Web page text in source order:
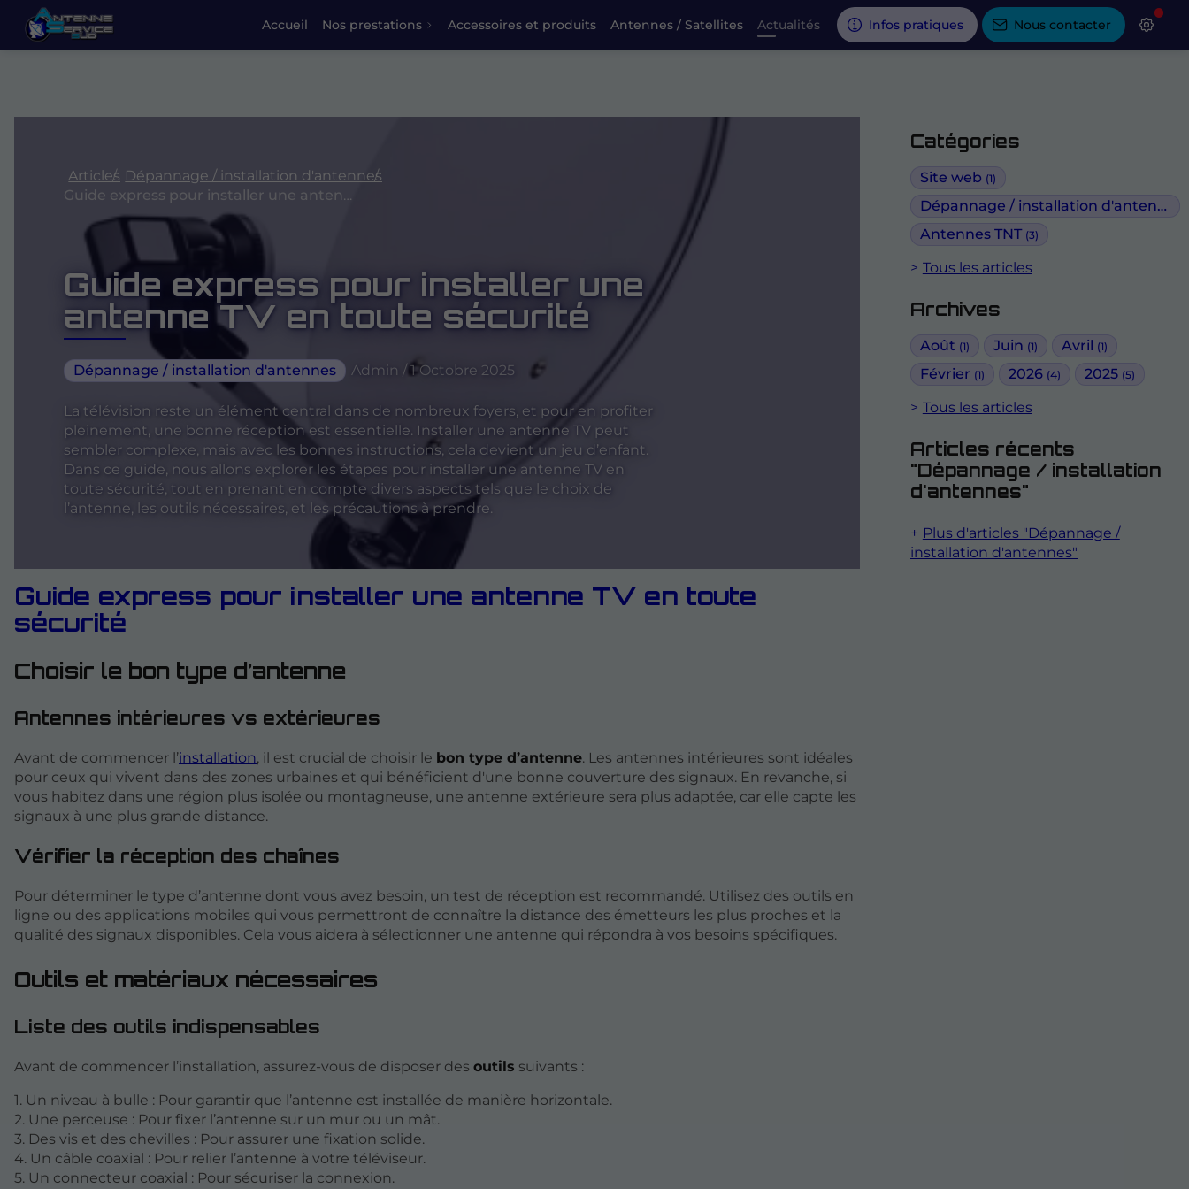
Accueil Nos prestations Accessoires et produits Antennes / Satellites Actualités Infos pratiques Nous contacter
Catégories
Site web (1)
Dépannage / installation d'antennes
Antennes TNT (3)
Tous les articles
Archives
Août (1) Juin (1) Avril (1)
Février (1) 2026 (4) 2025 (5)
Tous les articles
Articles récents
"Dépannage / installation
d'antennes"
Plus d'articles "Dépannage /
installation d'antennes"
Articles Dépannage / installation d'antennes
Guide express pour installer une antenne TV en toute sécurité
Guide express pour installer une
antenne TV en toute sécurité
Dépannage / installation d'antennes Admin / 1 Octobre 2025
La télévision reste un élément central dans de nombreux foyers, et pour en profiter
pleinement, une bonne réception est essentielle. Installer une antenne TV peut
sembler complexe, mais avec les bonnes instructions, cela devient un jeu d’enfant.
Dans ce guide, nous allons explorer les étapes pour installer une antenne TV en
toute sécurité, tout en prenant en compte divers aspects tels que le choix de
l’antenne, les outils nécessaires, et les précautions à prendre.
Guide express pour installer une antenne TV en toute
sécurité
Choisir le bon type d’antenne
Antennes intérieures vs extérieures
Avant de commencer l’installation, il est crucial de choisir le bon type d’antenne. Les antennes intérieures sont idéales
pour ceux qui vivent dans des zones urbaines et qui bénéficient d'une bonne couverture des signaux. En revanche, si
vous habitez dans une région plus isolée ou montagneuse, une antenne extérieure sera plus adaptée, car elle capte les
signaux à une plus grande distance.
Vérifier la réception des chaînes
Pour déterminer le type d’antenne dont vous avez besoin, un test de réception est recommandé. Utilisez des outils en
ligne ou des applications mobiles qui vous permettront de connaître la distance des émetteurs les plus proches et la
qualité des signaux disponibles. Cela vous aidera à sélectionner une antenne qui répondra à vos besoins spécifiques.
Outils et matériaux nécessaires
Liste des outils indispensables
Avant de commencer l’installation, assurez-vous de disposer des outils suivants :
1. Un niveau à bulle : Pour garantir que l’antenne est installée de manière horizontale.
2. Une perceuse : Pour fixer l’antenne sur un mur ou un mât.
3. Des vis et des chevilles : Pour assurer une fixation solide.
4. Un câble coaxial : Pour relier l’antenne à votre téléviseur.
5. Un connecteur coaxial : Pour sécuriser la connexion.